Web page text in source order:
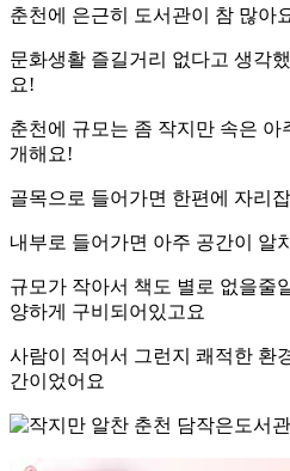
춘천에 은근히 도서관이 참 많아
문화생활 즐길거리 없다고 생각
요!
춘천에 규모는 좀 작지만 속은
개해요!
골목으로 들어가면 한편에 자리
내부로 들어가면 아주 공간이 알
규모가 작아서 책도 별로 없을줄
양하게 구비되어있고요
사람이 적어서 그런지 쾌적한 환
간이었어요